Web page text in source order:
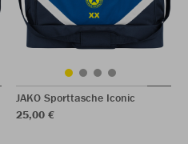
JAKO Sporttasche Iconic
25,00 €